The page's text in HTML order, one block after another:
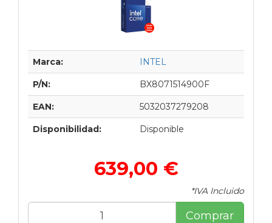
Marca: INTEL
P/N: BX8071514900F
EAN: 5032037279208
Disponibilidad: Disponible
639,00 €
*IVA Incluido
Comprar